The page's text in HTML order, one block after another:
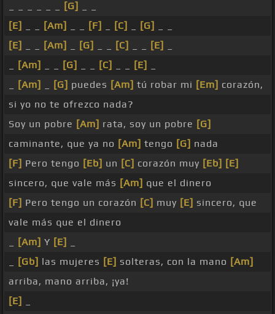
[G]
[E]
[Am] [F] [C] [G]
[E]
[Am] [G] [C] [E]
[Am] [G] [C] [E]
[Am] [G] puedes [Am] tú robar mi [Em] corazón,
si yo no te ofrezco nada?
Soy un pobre [Am] rata, soy un pobre [G]
caminante, que ya no [Am] tengo [G] nada
[F] Pero tengo [Eb] un [C] corazón muy [Eb] [E]
sincero, que vale más [Am] que el dinero
[F] Pero tengo un corazón [C] muy [E] sincero, que
vale más que el dinero
[Am] Y [E]
[Gb] las mujeres [E] solteras, con la mano [Am]
arriba, mano arriba, ¡ya!
[E]